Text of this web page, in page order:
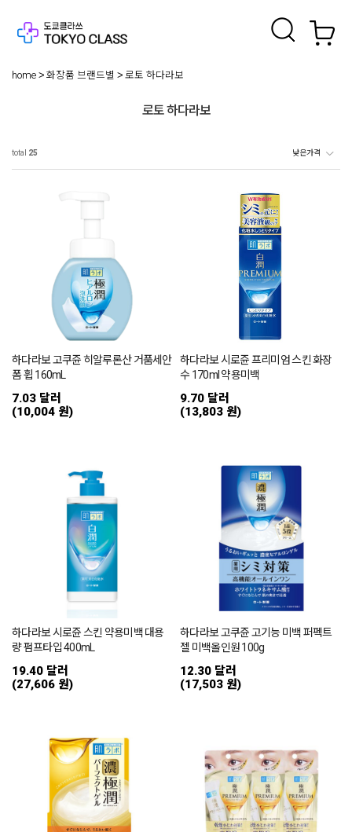
home 화장품 브랜드별 로토 하다라보
로토 하다라보
total 25
하다라보 고쿠쥰 히알루론산 거품세안
폼 휩 160mL
7.03 달러
(10,004 원)
하다라보 시로쥰 프리미엄 스킨 화장
수 170ml 약용미백
9.70 달러
(13,803 원)
하다라보 시로쥰 스킨 약용미백 대용
량 펌프타입 400mL
19.40 달러
(27,606 원)
하다라보 고쿠쥰 고기능 미백 퍼펙트
젤 미백올인원 100g
12.30 달러
(17,503 원)